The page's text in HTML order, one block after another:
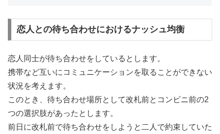
恋人との待ち合わせにおけるナッシュ均衡
恋人同士が待ち合わせをしているとします。
携帯など互いにコミュニケーションを取ることができない
状況を考えます。
このとき、待ち合わせ場所として改札前とコンビニ前の2
つの選択肢があったとします。
前日に改札前で待ち合わせをしようと二人で約束していた